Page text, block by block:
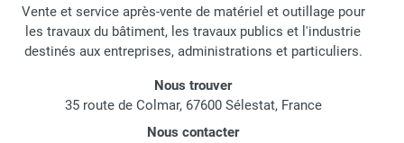
Vente et service après-vente de matériel et outillage pour
les travaux du bâtiment, les travaux publics et l'industrie
destinés aux entreprises, administrations et particuliers.
Nous trouver
35 route de Colmar, 67600 Sélestat, France
Nous contacter